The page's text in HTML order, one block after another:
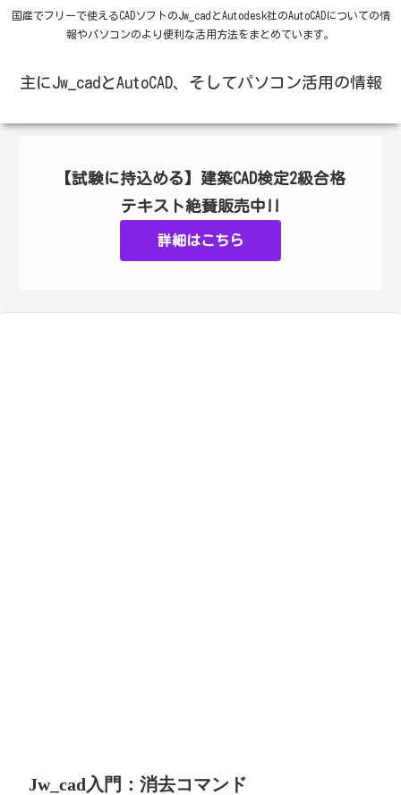
国産でフリーで使えるCADソフトのJw_cadとAutodesk社のAutoCADについての情
報やパソコンのより便利な活用方法をまとめています。
主にJw_cadとAutoCAD、そしてパソコン活用の情報
【試験に持込める】建築CAD検定2級合格
テキスト絶賛販売中!!
詳細はこちら
Jw_cad入門：消去コマンド